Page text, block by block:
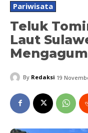
Pariwisata
Teluk
Laut
By Redaksi 19